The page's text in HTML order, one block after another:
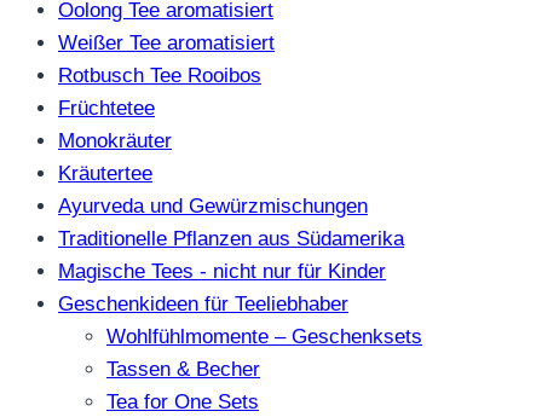
Oolong Tee aromatisiert
Weißer Tee aromatisiert
Rotbusch Tee Rooibos
Früchtetee
Monokräuter
Kräutertee
Ayurveda und Gewürzmischungen
Traditionelle Pflanzen aus Südamerika
Magische Tees - nicht nur für Kinder
Geschenkideen für Teeliebhaber
Wohlfühlmomente – Geschenksets
Tassen & Becher
Tea for One Sets